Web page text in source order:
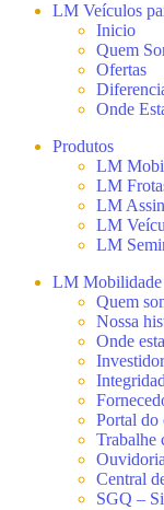
LM Veículos
Inicio
Quem
Ofertas
Onde
Produtos
LM
LM
LM
LM
LM
LM Mobilidade
Quem
Nossa
Onde
Portal do
Trabalhe
Central
SGQ –